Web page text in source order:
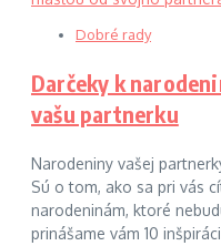
Dobré rady
Darčeky k
vašu partnerku
Narodeniny vašej
Sú o tom, ako sa pri vás
narodeninám, ktoré
prinášame vám 10